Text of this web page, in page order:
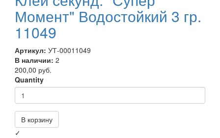
Момент" Водостойкий 3 гр.
11049
Артикул: УТ-00011049
В наличии: 2
200,00 руб.
Quantity
В корзину
✓